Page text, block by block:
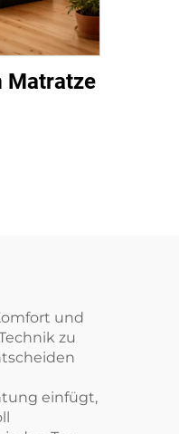
Matratze
und
zu
einfügt,